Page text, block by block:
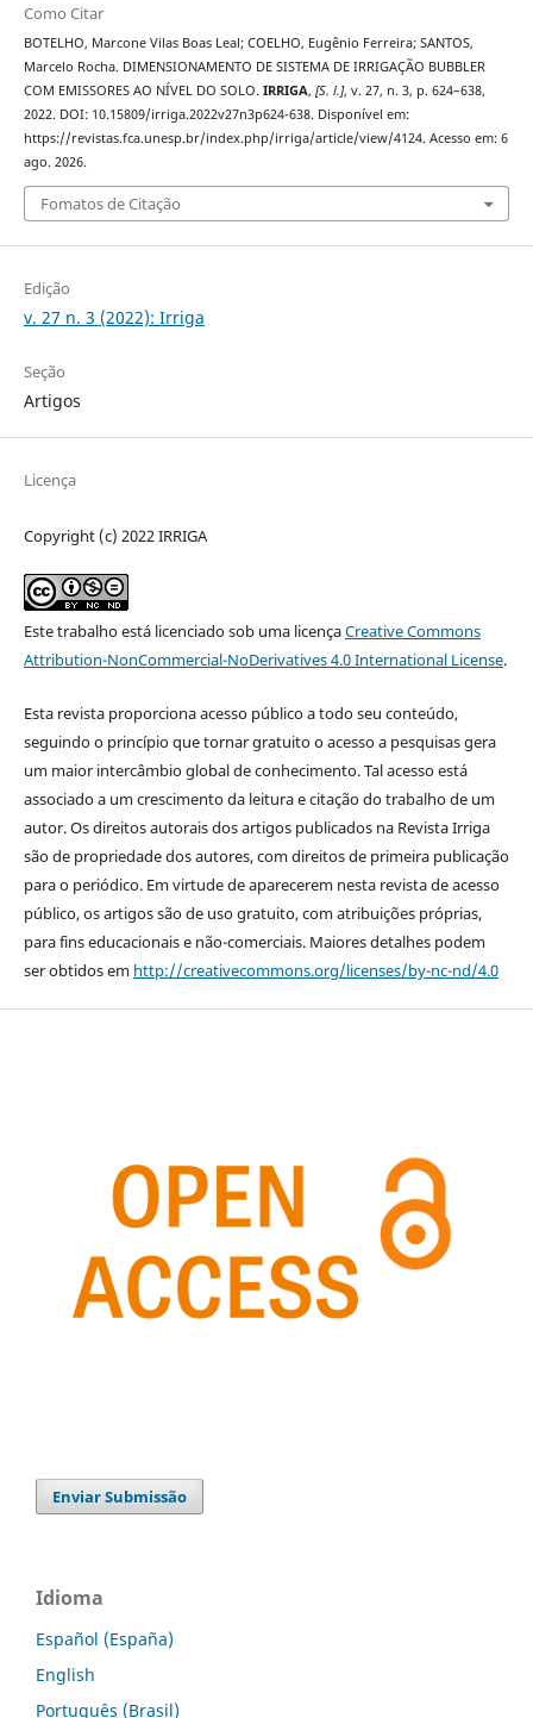
Como Citar
BOTELHO, Marcone Vilas Boas Leal; COELHO, Eugênio Ferreira; SANTOS,
Marcelo Rocha. DIMENSIONAMENTO DE SISTEMA DE IRRIGAÇÃO BUBBLER
COM EMISSORES AO NÍVEL DO SOLO. IRRIGA, [S. l.], v. 27, n. 3, p. 624–638,
2022. DOI: 10.15809/irriga.2022v27n3p624-638. Disponível em:
https://revistas.fca.unesp.br/index.php/irriga/article/view/4124. Acesso em: 6
ago. 2026.
Fomatos de Citação
Edição
v. 27 n. 3 (2022): Irriga
Seção
Artigos
Licença
Copyright (c) 2022 IRRIGA
Este trabalho está licenciado sob uma licençaCreative Commons
Attribution-NonCommercial-NoDerivatives 4.0 International License.
Esta revista proporciona acesso público a todo seu conteúdo,
seguindo o princípio que tornar gratuito o acesso a pesquisas gera
um maior intercâmbio global de conhecimento. Tal acesso está
associado a um crescimento da leitura e citação do trabalho de um
autor. Os direitos autorais dos artigos publicados na Revista Irriga
são de propriedade dos autores, com direitos de primeira publicação
para o periódico. Em virtude de aparecerem nesta revista de acesso
público, os artigos são de uso gratuito, com atribuições próprias,
para fins educacionais e não-comerciais. Maiores detalhes podem
ser obtidos em http://creativecommons.org/licenses/by-nc-nd/4.0
Enviar Submissão
Idioma
Español (España)
English
Português (Brasil)